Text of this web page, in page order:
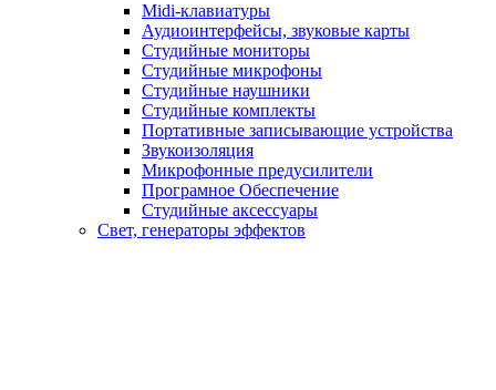
Midi-клавиатуры
Аудиоинтерфейсы, звуковые карты
Студийные мониторы
Студийные микрофоны
Студийные наушники
Студийные комплекты
Портативные записывающие устройства
Звукоизоляция
Микрофонные предусилители
Програмное Обеспечение
Студийные аксессуары
Свет, генераторы эффектов